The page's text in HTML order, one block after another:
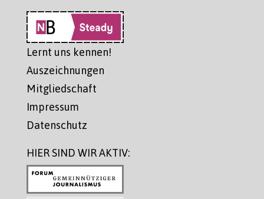
Lernt uns kennen!
Auszeichnungen
Mitgliedschaft
Impressum
Datenschutz
HIER SIND WIR AKTIV: